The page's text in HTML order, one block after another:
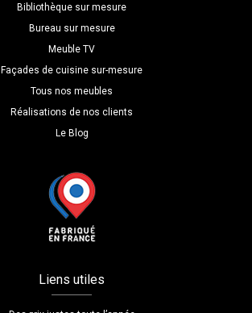
Bibliothèque sur mesure
Bureau sur mesure
Meuble TV
Façades de cuisine sur-mesure
Tous nos meubles
Réalisations de nos clients
Le Blog
Liens utiles